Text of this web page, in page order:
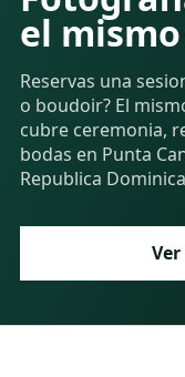
el
Reservas una
o boudoir? El
cubre ceremonia,
bodas en Punta
Republica